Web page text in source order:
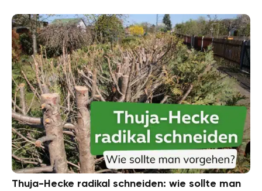
Thuja-Hecke radikal schneiden: wie sollte man